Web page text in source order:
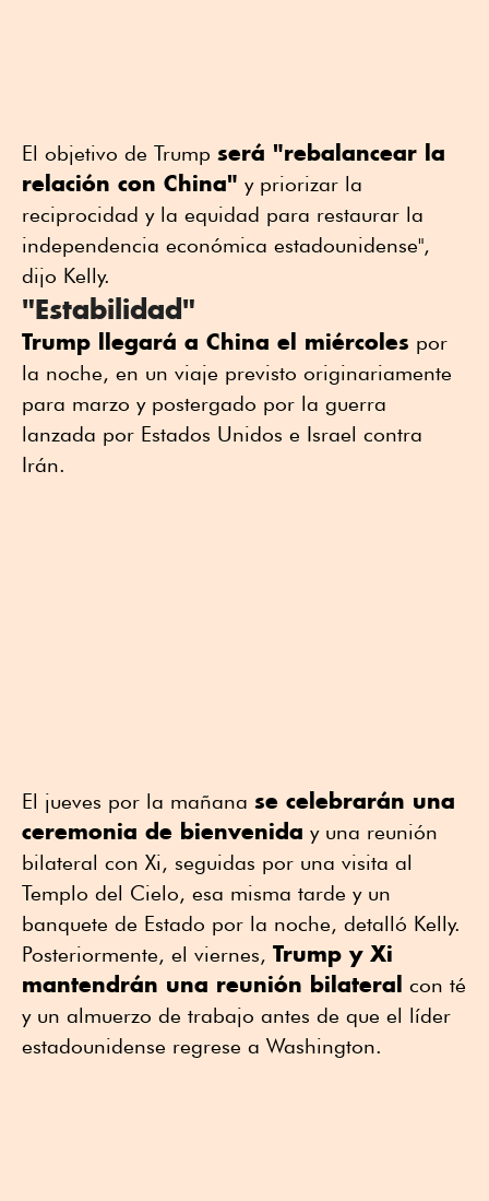
El objetivo de Trump será "rebalancear la
relación con China" y priorizar la
reciprocidad y la equidad para restaurar la
independencia económica estadounidense",
dijo Kelly.
"Estabilidad"
Trump llegará a China el miércoles por
la noche, en un viaje previsto originariamente
para marzo y postergado por la guerra
lanzada por Estados Unidos e Israel contra
Irán.
El jueves por la mañana se celebrarán una
ceremonia de bienvenida y una reunión
bilateral con Xi, seguidas por una visita al
Templo del Cielo, esa misma tarde y un
banquete de Estado por la noche, detalló Kelly.
Posteriormente, el viernes, Trump y Xi
mantendrán una reunión bilateral con té
y un almuerzo de trabajo antes de que el líder
estadounidense regrese a Washington.